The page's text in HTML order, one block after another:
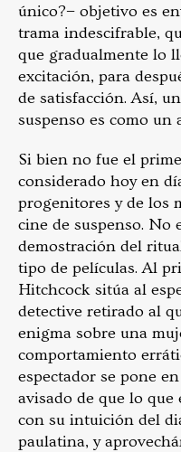
único?− objetivo es
trama indescifrable,
que gradualmente lo
excitación, para
de satisfacción. Así,
suspenso es como un
Si bien no fue el
considerado hoy en
progenitores y de los
cine de suspenso. No
demostración del
tipo de películas. Al
Hitchcock sitúa al
detective retirado al
enigma sobre una
comportamiento
espectador se pone
avisado de que lo
con su intuición del
paulatina, y